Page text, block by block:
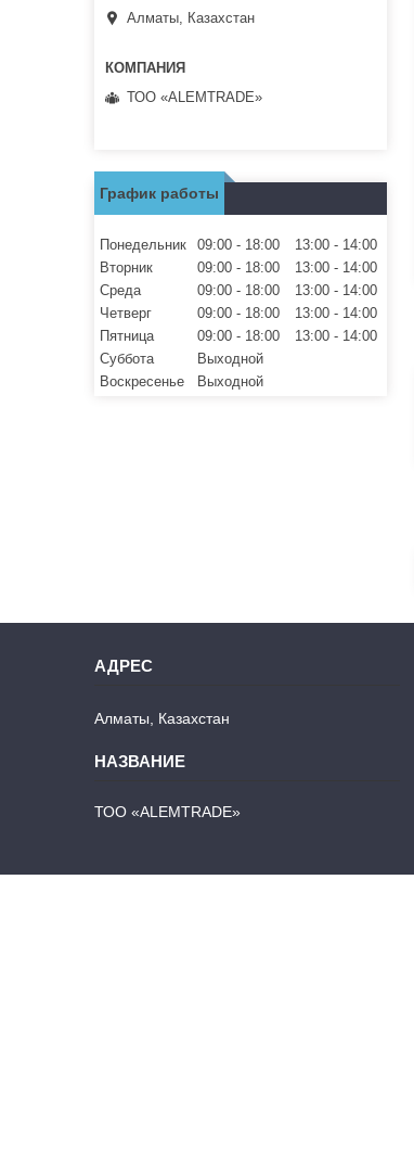
Алматы, Казахстан
ТОО «ALEMTRADE»
График работы
Понедельник 09:00 18:00 13:00
14:00
Вторник
09:00 18:00 13:00
14:00
Среда
09:00 18:00 13:00
14:00
Четверг
09:00 18:00 13:00
14:00
Пятница
09:00 18:00 13:00
14:00
Суббота
Выходной
Воскресенье
Выходной
Алматы, Казахстан
ТОО «ALEMTRADE»